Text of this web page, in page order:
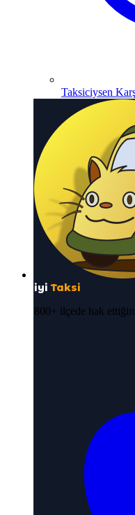
Taksiciysen
iyi Taksi
800+ ilçede hak